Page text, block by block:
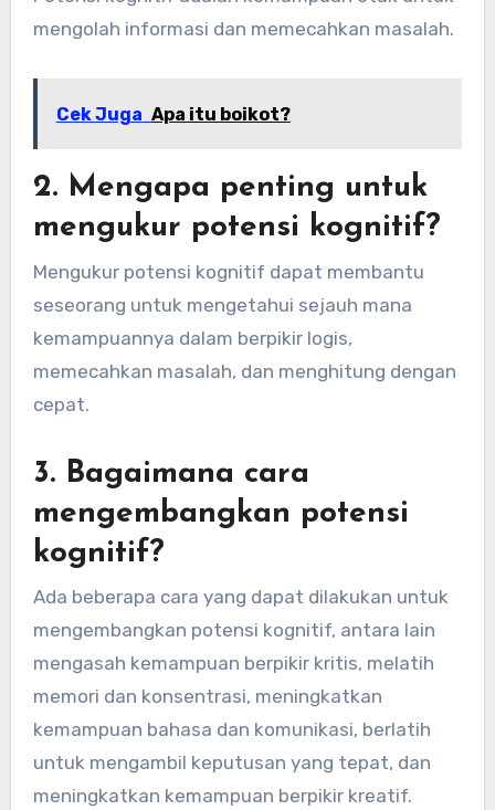
mengolah informasi dan memecahkan masalah.
Cek Juga Apa itu boikot?
2. Mengapa penting untuk
mengukur potensi kognitif?
Mengukur potensi kognitif dapat membantu
seseorang untuk mengetahui sejauh mana
kemampuannya dalam berpikir logis,
memecahkan masalah, dan menghitung dengan
cepat.
3. Bagaimana cara
mengembangkan potensi
kognitif?
Ada beberapa cara yang dapat dilakukan untuk
mengembangkan potensi kognitif, antara lain
mengasah kemampuan berpikir kritis, melatih
memori dan konsentrasi, meningkatkan
kemampuan bahasa dan komunikasi, berlatih
untuk mengambil keputusan yang tepat, dan
meningkatkan kemampuan berpikir kreatif.